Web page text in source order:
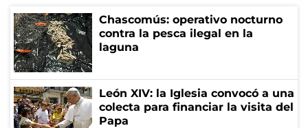
Chascomús: operativo nocturno
contra la pesca ilegal en la
laguna
León XIV: la Iglesia convocó a una
colecta para financiar la visita del
Papa